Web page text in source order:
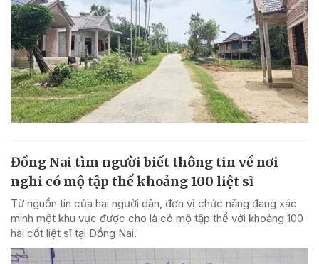
Đồng Nai tìm người biết thông tin về nơi
nghi có mộ tập thể khoảng 100 liệt sĩ
Từ nguồn tin của hai người dân, đơn vị chức năng đang xác
minh một khu vực được cho là có mộ tập thể với khoảng 100
hài cốt liệt sĩ tại Đồng Nai.